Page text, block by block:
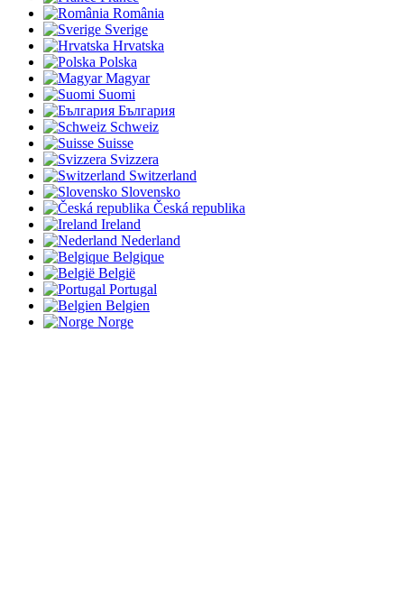
România
Sverige
Hrvatska
Polska
Magyar
Suomi
България
Schweiz
Suisse
Svizzera
Switzerland
Slovensko
Česká republika
Ireland
Nederland
Belgique
België
Portugal
Belgien
Norge